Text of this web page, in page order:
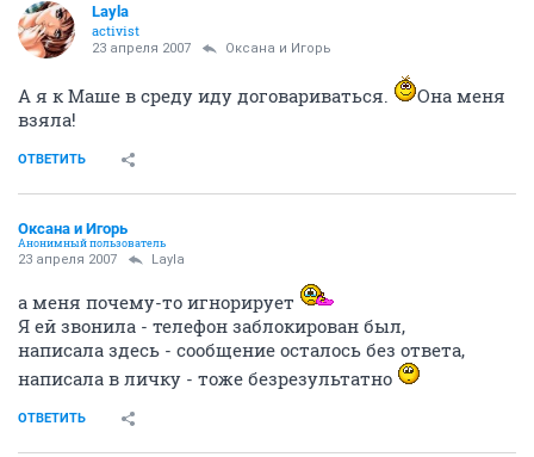
Layla
activist
23 апреля 2007 Оксана и Игорь
А я к Маше в среду иду договариваться.
Она меня
взяла!
ОТВЕТИТЬ
Оксана и Игорь
Анонимный пользователь
23 апреля 2007 Layla
а меня почему-то игнорирует
Я ей звонила - телефон заблокирован был,
написала здесь - сообщение осталось без ответа,
написала в личку - тоже безрезультатно
ОТВЕТИТЬ